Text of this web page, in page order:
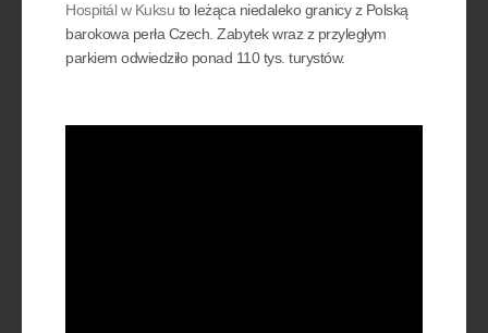
Hospitál w Kuksu to leżąca niedaleko granicy z Polską
barokowa perła Czech. Zabytek wraz z przyległym
parkiem odwiedziło ponad 110 tys. turystów.